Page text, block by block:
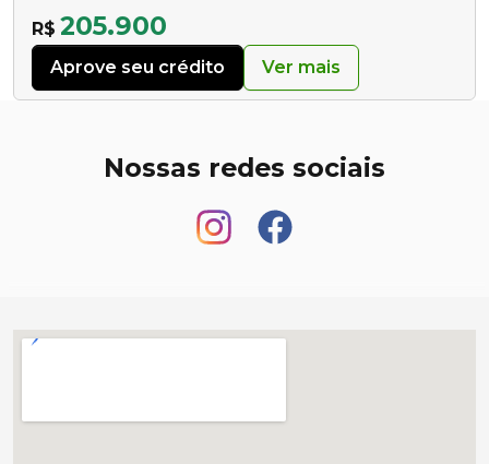
R$ 205.900
Aprove seu crédito Ver mais
Nossas redes sociais